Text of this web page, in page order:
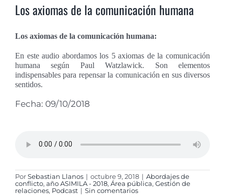
Los axiomas de la comunicación humana
Los axiomas de la comunicación humana:
En este audio abordamos los 5 axiomas de la comunicación
humana según Paul Watzlawick. Son elementos
indispensables para repensar la comunicación en sus diversos
sentidos.
Fecha: 09/10/2018
PorSebastian Llanos | octubre 9, 2018 | Abordajes de
conflicto, año ASIMILA - 2018, Área pública, Gestión de
relaciones, Podcast | Sin comentarios